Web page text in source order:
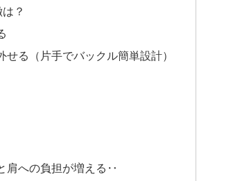
？
る（片手でバックル簡単設計）
肩への負担が増える‥